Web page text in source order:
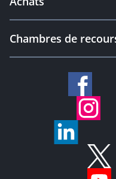
Chambres de